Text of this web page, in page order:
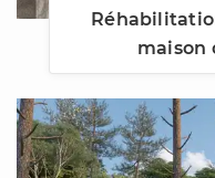
maison